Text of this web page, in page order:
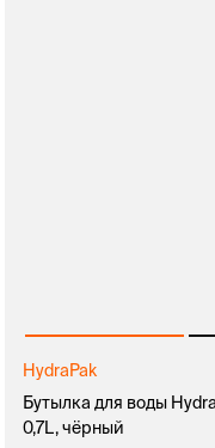
HydraPak
Бутылка для воды
0,7L, чёрный